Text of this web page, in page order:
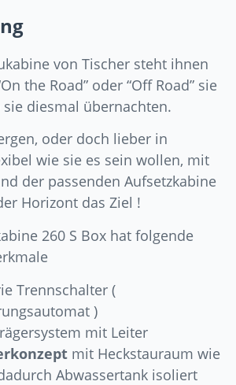
von Tischer steht ihnen
the Road” oder “Off Road” sie
diesmal übernachten.
oder doch lieber in
wie sie es sein wollen, mit
der passenden Aufsetzkabine
Horizont das Ziel !
260 S Box hat folgende
Trennschalter (
)
mit Leiter
mit Heckstauraum wie
Abwassertank isoliert